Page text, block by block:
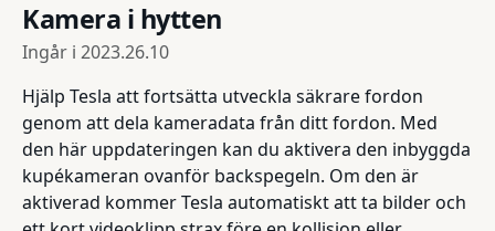
Kamera i hytten
Ingår i 2023.26.10
Hjälp Tesla att fortsätta utveckla säkrare fordon
genom att dela kameradata från ditt fordon. Med
den här uppdateringen kan du aktivera den inbyggda
kupékameran ovanför backspegeln. Om den är
aktiverad kommer Tesla automatiskt att ta bilder och